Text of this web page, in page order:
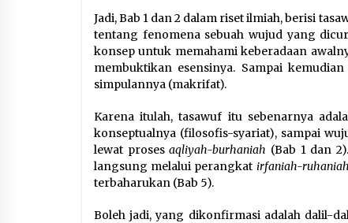
Jadi, Bab 1 dan 2 dalam riset ilmiah, berisi
tentang fenomena sebuah wujud yang
konsep untuk memahami keberadaan
membuktikan esensinya. Sampai
simpulannya (makrifat).
Karena itulah, tasawuf itu sebenarnya
konseptualnya (filosofis-syariat), sampai
lewat prosesaqliyah-burhaniah (Bab 1 dan
langsung melalui perangkat irfaniah-ruhaniah
terbaharukan (Bab 5).
Boleh jadi, yang dikonfirmasi adalah dalil-